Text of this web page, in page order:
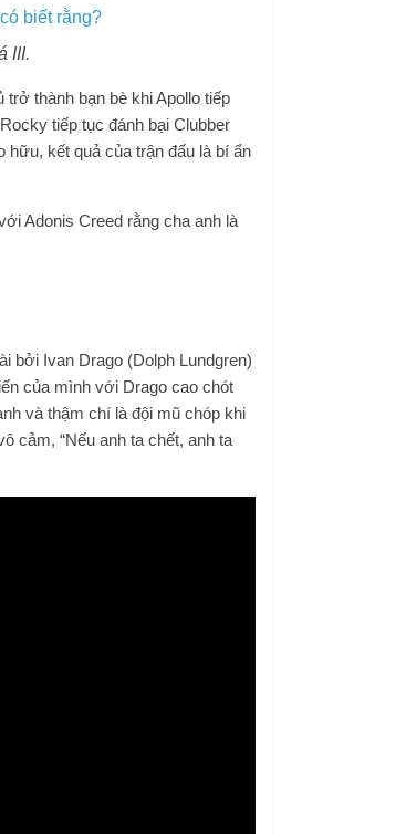
III.
thành bạn bè khi Apollo tiếp
tiếp tục đánh bại Clubber
hữu, kết quả của trận đấu là bí ẩn
Adonis Creed rằng cha anh là
bởi Ivan Drago (Dolph Lundgren)
của mình với Drago cao chót
và thậm chí là đội mũ chóp khi
cảm, “Nếu anh ta chết, anh ta